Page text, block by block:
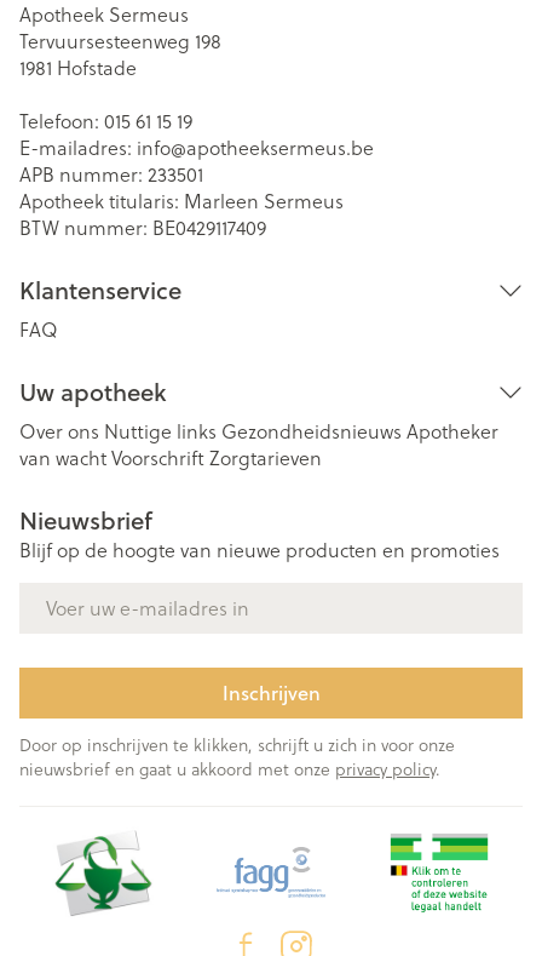
Apotheek Sermeus
Tervuursesteenweg 198
1981 Hofstade
Telefoon: 015 61 15 19
E-mailadres: info@apotheeksermeus.be
APB nummer: 233501
Apotheek titularis: Marleen Sermeus
BTW nummer: BE0429117409
Klantenservice
FAQ
Uw apotheek
Over ons Nuttige links Gezondheidsnieuws Apotheker
van wachtVoorschriftZorgtarieven
Nieuwsbrief
Blijf op de hoogte van nieuwe producten en promoties
Inschrijven
Door op inschrijven te klikken, schrijft u zich in voor onze
nieuwsbrief en gaat u akkoord met onze privacy policy.